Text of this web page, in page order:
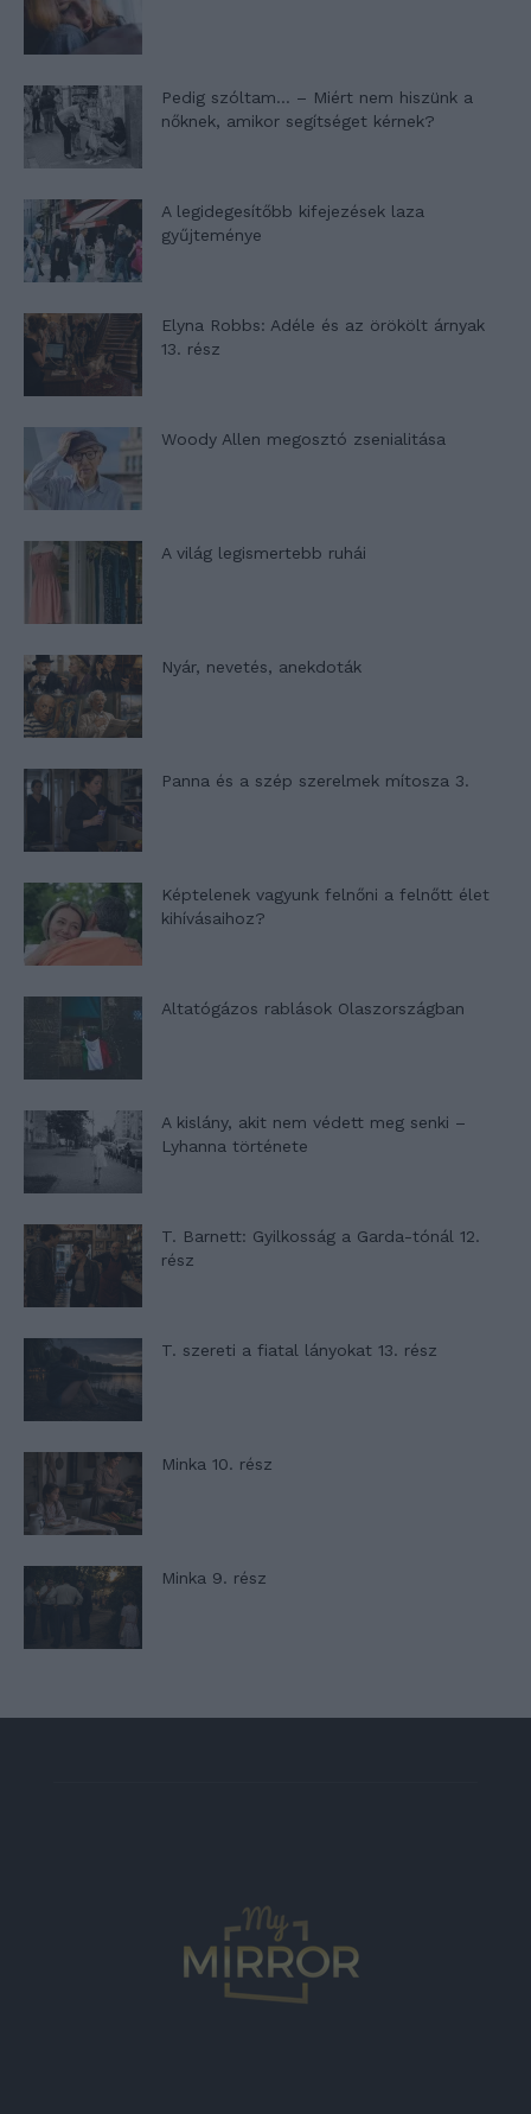
Pedig szóltam… – Miért nem hiszünk a
nőknek, amikor segítséget kérnek?
A legidegesítőbb kifejezések laza
gyűjteménye
Elyna Robbs: Adéle és az örökölt árnyak
13. rész
Woody Allen megosztó zsenialitása
A világ legismertebb ruhái
Nyár, nevetés, anekdoták
Panna és a szép szerelmek mítosza 3.
Képtelenek vagyunk felnőni a felnőtt élet
kihívásaihoz?
Altatógázos rablások Olaszországban
A kislány, akit nem védett meg senki –
Lyhanna története
T. Barnett: Gyilkosság a Garda-tónál 12.
rész
T. szereti a fiatal lányokat 13. rész
Minka 10. rész
Minka 9. rész